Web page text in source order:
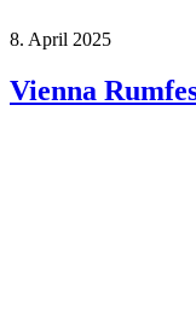
8. April 2025
Vienna